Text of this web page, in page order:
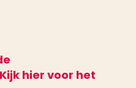
hier voor het